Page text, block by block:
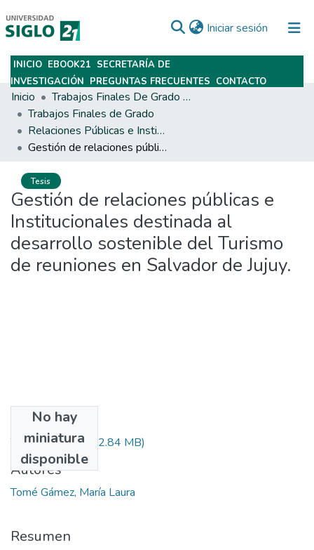
Iniciar sesión (current)
Subir
INICIO EBOOK21 SECRETARÍA DE
INVESTIGACIÓN PREGUNTAS FRECUENTES CONTACTO
Inicio
Trabajos Finales De Grado Y Posgrado
Trabajos Finales de Grado
Relaciones Públicas e Institucionales
Gestión de relaciones públicas e Institucionales destinada al desarrollo sostenible del Turismo de reuniones en Salvador de Jujuy.
Tesis
Gestión de relaciones públicas e
Institucionales destinada al
desarrollo sostenible del Turismo
de reuniones en Salvador de Jujuy.
No hay
miniatura
disponible
Archivos
Tomé_Gámez.zip (2.84 MB)
Autores
Tomé Gámez, María Laura
Resumen